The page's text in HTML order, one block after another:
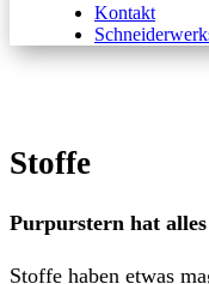
Kontakt
Stoffe
Purpurstern hat
Stoffe haben etwas